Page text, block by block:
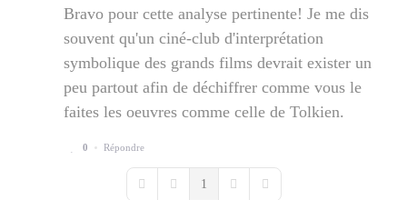
Bravo pour cette analyse pertinente! Je me dis
souvent qu'un ciné-club d'interprétation
symbolique des grands films devrait exister un
peu partout afin de déchiffrer comme vous le
faites les oeuvres comme celle de Tolkien.
0 Répondre
First PagePrevious Page
1
Next PageLast Page